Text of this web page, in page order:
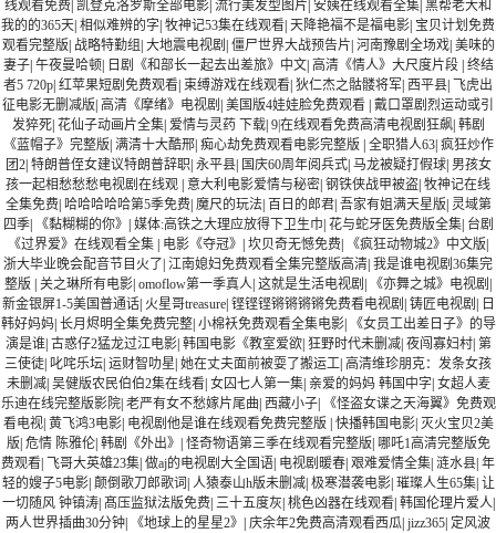
线观看免费| 凯登克洛罗斯全部电影| 流行美发型图片| 安姨在线观看全集| 黑帮老大和
我的的365天| 相似难辨的字| 牧神记53集在线观看| 天降艳福不是福电影| 宝贝计划免费
观看完整版| 战略特勤组| 大地震电视剧 | 僵尸世界大战预告片| 河南豫剧全场戏| 美味的
妻子| 午夜曼哈顿| 日剧《和部长一起去出差旅》中文| 高清《情人》大尺度片段 | 终结
者5 720p| 红苹果短剧免费观看| 束缚游戏在线观看| 狄仁杰之骷髅将军| 西平县| 飞虎出
征电影无删减版| 高清《摩绪》电视剧 | 美国版4娃娃脸免费观看 | 戴口罩剧烈运动或引
发猝死| 花仙子动画片全集| 爱情与灵药 下载| 9|在线观看免费高清电视剧狂飙| 韩剧
《蓝帽子》完整版| 满清十大酷邢| 痴心劫免费观看电影完整版 | 全职猎人63| 疯狂炒作
团2| 特朗普侄女建议特朗普辞职| 永平县| 国庆60周年阅兵式| 马龙被疑打假球| 男孩女
孩一起相愁愁愁电视剧在线观 | 意大利电影爱情与秘密| 钢铁侠战甲被盗| 牧神记在线
全集免费| 哈哈哈哈哈第5季免费| 魔尺的玩法| 百日的郎君| 吾家有姐满天星版| 灵域第
四季| 《黏糊糊的你》 | 媒体:高铁之大理应放得下卫生巾| 花与蛇牙医免费版全集| 台剧
《过界爱》在线观看全集 | 电影《夺冠》 | 坎贝奇无憾免费| 《疯狂动物城2》中文版|
浙大毕业晚会配音节目火了| 江南媳妇免费观看全集完整版高清| 我是谁电视剧36集完
整版 | 关之琳所有电影| omoflow第一季真人| 这就是生活电视剧 | 《亦舞之城》电视剧 |
新金银屏1-5美国普通话| 火星哥treasure| 铿铿铿锵锵锵锵免费看电视剧 | 铸匠电视剧 | 日
韩好妈妈| 长月烬明全集免费完整| 小棉袄免费观看全集电影|
《女员工出差日子》的导
演是谁| 古惑仔2猛龙过江电影| 韩国电影《教室爱欲| 狂野时代未删减| 夜闯寡妇村| 第
三使徒| 叱咤乐坛| 运财智叻星| 她在丈夫面前被耍了搬运工| 高清维珍朋克：发条女孩
未删减| 吴健版农民伯伯2集在线看| 女囚七人第一集| 亲爱的妈妈 韩国中字| 女超人麦
乐迪在线完整版影院| 老严有女不愁嫁片尾曲| 西藏小子|
《怪盗女谍之天海翼》免费观
看电视| 黄飞鸿3电影| 电视剧他是谁在线观看免费完整版 | 快播韩国电影| 灭火宝贝2美
版| 危情 陈雅伦| 韩剧《外出》 | 怪奇物语第三季在线观看完整版| 哪吒1高清完整版免
费观看| 飞哥大英雄23集| 做aj的电视剧大全国语| 电视剧暖春| 艰难爱情全集| 涟水县| 年
轻的嫂子5电影| 颠倒歌刀郎歌词| 人猿泰山h版未删减| 极寒潜袭电影| 璀璨人生65集| 让
一切随风 钟镇涛| 髙压监狱法版免费| 三十五度灰| 桃色凶器在线观看| 韩国伦理片爱人|
两人世界插曲30分钟| 《地球上的星星2》 | 庆余年2免费高清观看西瓜| jizz365| 定风波